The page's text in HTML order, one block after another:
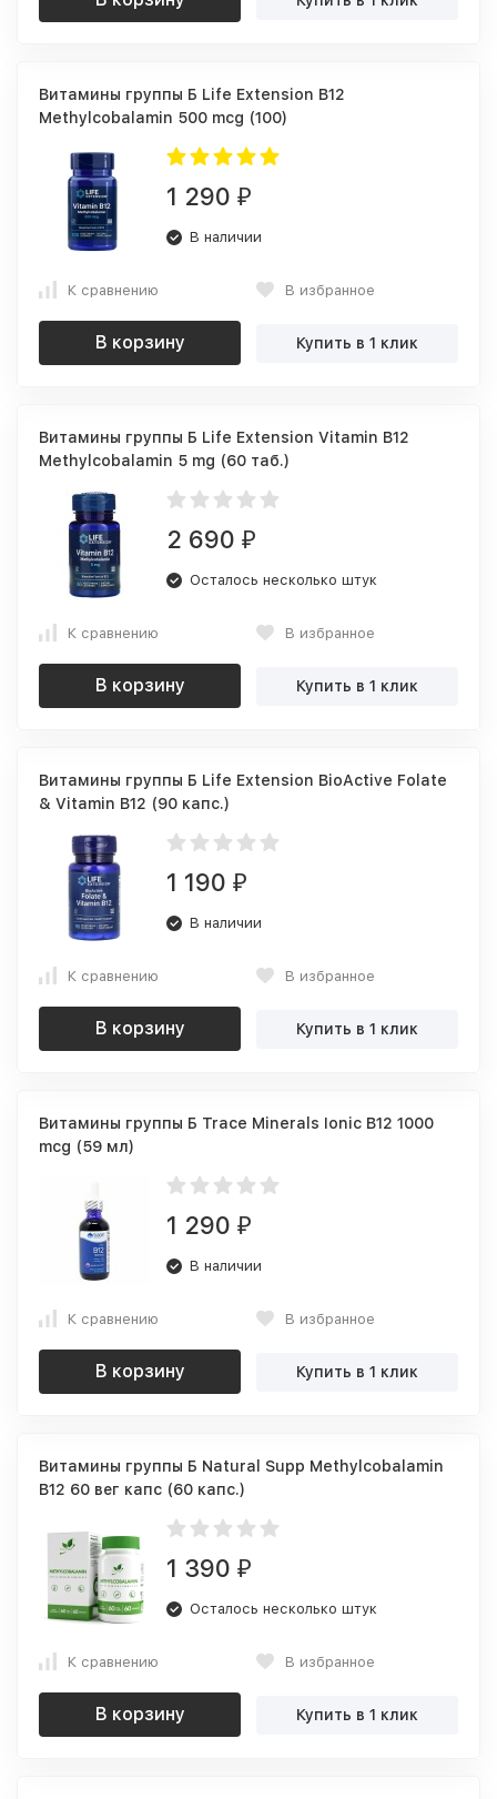
Витамины группы Б Life Extension B12
Methylcobalamin 500 mcg (100)
1 290 ₽
В наличии
К сравнению В избранное
В корзину Купить в 1 клик
Витамины группы Б Life Extension Vitamin B12
Methylcobalamin 5 mg (60 таб.)
2 690 ₽
Осталось несколько штук
К сравнению В избранное
В корзину Купить в 1 клик
Витамины группы Б Life Extension BioActive Folate
& Vitamin B12 (90 капс.)
1 190 ₽
В наличии
К сравнению В избранное
В корзину Купить в 1 клик
Витамины группы Б Trace Minerals Ionic B12 1000
mcg (59 мл)
1 290 ₽
В наличии
К сравнению В избранное
В корзину Купить в 1 клик
Витамины группы Б Natural Supp Methylcobalamin
B12 60 вег капс (60 капс.)
1 390 ₽
Осталось несколько штук
К сравнению В избранное
В корзину Купить в 1 клик